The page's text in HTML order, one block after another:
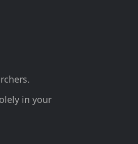
in your